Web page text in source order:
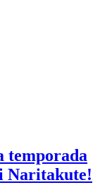
temporada
Naritakute!